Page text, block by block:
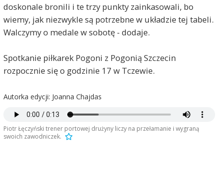
doskonale bronili i te trzy punkty zainkasowali, bo
wiemy, jak niezwykle są potrzebne w układzie tej tabeli.
Walczymy o medale w sobotę - dodaje.
Spotkanie piłkarek Pogoni z Pogonią Szczecin
rozpocznie się o godzinie 17 w Tczewie.
Autorka edycji: Joanna Chajdas
Piotr Łęczyński trener portowej drużyny liczy na przełamanie i wygraną
swoich zawodniczek.